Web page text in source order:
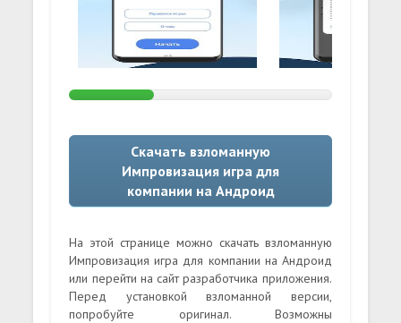
Скачать взломанную
Импровизация игра для
компании на Андроид
На этой странице можно скачать взломанную
Импровизация игра для компании на Андроид
или перейти на сайт разработчика приложения.
Перед установкой взломанной версии,
попробуйте оригинал. Возможны